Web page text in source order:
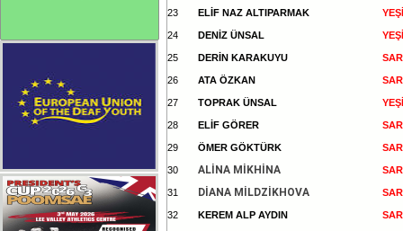
23 ELİF NAZ ALTIPARMAK
24 DENİZ ÜNSAL
25 DERİN KARAKUYU
26 ATA ÖZKAN
27 TOPRAK ÜNSAL
28 ELİF GÖRER
29 ÖMER GÖKTÜRK
30 ALİNA MİKHİNA
31 DİANA MİLDZİKHOVA
32 KEREM ALP AYDIN